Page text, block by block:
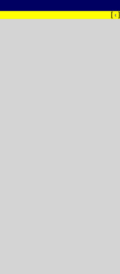
[ ‹ ]